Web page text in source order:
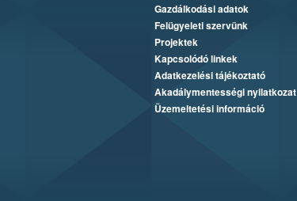
Gazdálkodási adatok
Felügyeleti szervünk
Projektek
Kapcsolódó linkek
Adatkezelési tájékoztató
Akadálymentességi nyilatkozat
Üzemeltetési információ